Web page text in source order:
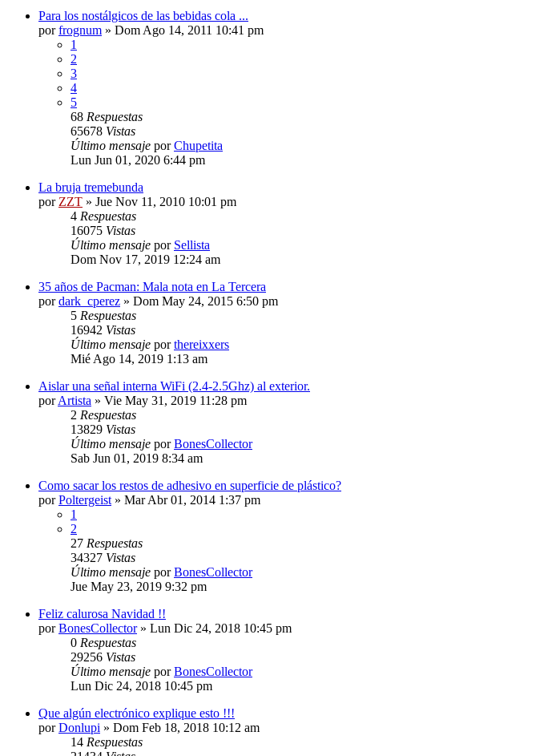
Para los nostálgicos de las bebidas cola ...
porfrognum » Dom Ago 14, 2011 10:41 pm
1
2
3
4
5
68 Respuestas
65678 Vistas
Último mensaje porChupetita
Lun Jun 01, 2020 6:44 pm
La bruja tremebunda
por ZZT » Jue Nov 11, 2010 10:01 pm
4 Respuestas
16075 Vistas
Último mensaje por Sellista
Dom Nov 17, 2019 12:24 am
35 años de Pacman: Mala nota en La Tercera
pordark_cperez » Dom May 24, 2015 6:50 pm
5 Respuestas
16942 Vistas
Último mensaje porthereixxers
Mié Ago 14, 2019 1:13 am
Aislar una señal interna WiFi (2.4-2.5Ghz) al exterior.
porArtista » Vie May 31, 2019 11:28 pm
2 Respuestas
13829 Vistas
Último mensaje porBonesCollector
Sab Jun 01, 2019 8:34 am
Como sacar los restos de adhesivo en superficie de plástico?
porPoltergeist » Mar Abr 01, 2014 1:37 pm
1
2
27 Respuestas
34327 Vistas
Último mensaje porBonesCollector
Jue May 23, 2019 9:32 pm
Feliz calurosa Navidad !!
porBonesCollector» Lun Dic 24, 2018 10:45 pm
0 Respuestas
29256 Vistas
Último mensaje porBonesCollector
Lun Dic 24, 2018 10:45 pm
Que algún electrónico explique esto !!!
porDonlupi » Dom Feb 18, 2018 10:12 am
14 Respuestas